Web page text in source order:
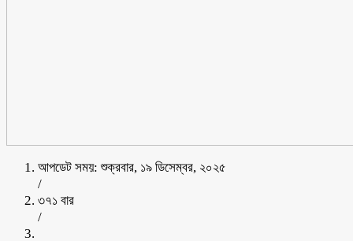
আপডেট সময়: শুক্রবার, ১৯ ডিসেম্বর, ২০২৫
/
৩৭১ বার
/